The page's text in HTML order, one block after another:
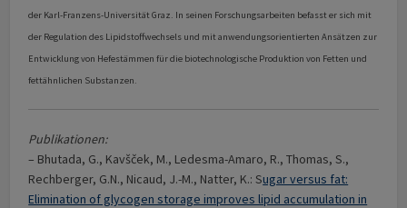
der Karl-Franzens-Universität Graz. In seinen Forschungsarbeiten befasst er sich mit
der Regulation des Lipidstoffwechsels und mit anwendungsorientierten Ansätzen zur
Entwicklung von Hefestämmen für die biotechnologische Produktion von Fetten und
fettähnlichen Substanzen.
Publikationen:
– Bhutada, G., Kavšček, M., Ledesma-Amaro, R., Thomas, S.,
Rechberger, G.N., Nicaud, J.-M., Natter, K.: Sugar versus fat:
Elimination of glycogen storage improves lipid accumulation in